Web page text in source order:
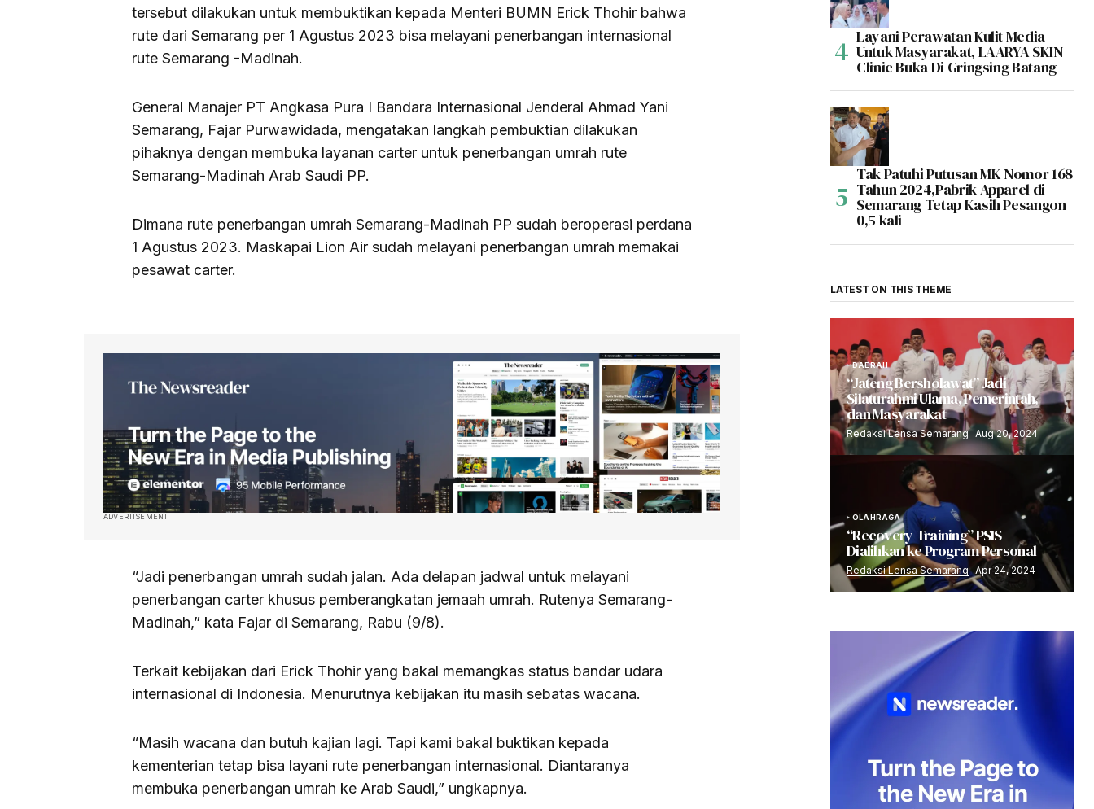
tersebut dilakukan untuk membuktikan kepada Menteri BUMN Erick Thohir bahwa
rute dari Semarang per 1 Agustus 2023 bisa melayani penerbangan internasional
rute Semarang -Madinah.
General Manajer PT Angkasa Pura I Bandara Internasional Jenderal Ahmad Yani
Semarang, Fajar Purwawidada, mengatakan langkah pembuktian dilakukan
pihaknya dengan membuka layanan carter untuk penerbangan umrah rute
Semarang-Madinah Arab Saudi PP.
Dimana rute penerbangan umrah Semarang-Madinah PP sudah beroperasi perdana
1 Agustus 2023. Maskapai Lion Air sudah melayani penerbangan umrah memakai
pesawat carter.
ADVERTISEMENT
“Jadi penerbangan umrah sudah jalan. Ada delapan jadwal untuk melayani
penerbangan carter khusus pemberangkatan jemaah umrah. Rutenya Semarang-
Madinah,” kata Fajar di Semarang, Rabu (9/8).
Terkait kebijakan dari Erick Thohir yang bakal memangkas status bandar udara
internasional di Indonesia. Menurutnya kebijakan itu masih sebatas wacana.
“Masih wacana dan butuh kajian lagi. Tapi kami bakal buktikan kepada
kementerian tetap bisa layani rute penerbangan internasional. Diantaranya
membuka penerbangan umrah ke Arab Saudi,” ungkapnya.
Layani Perawatan Kulit Media
Untuk Masyarakat, LAARYA SKIN
Clinic Buka Di Gringsing Batang
Tak Patuhi Putusan MK Nomor 168
Tahun 2024,Pabrik Apparel di
Semarang Tetap Kasih Pesangon
0,5 kali
LATEST ON THIS THEME
DAERAH
“Jateng Bersholawat” Jadi
Silaturahmi Ulama, Pemerintah,
dan Masyarakat
Redaksi Lensa Semarang Aug 20, 2024
OLAHRAGA
“Recovery Training” PSIS
Dialihkan ke Program Personal
Redaksi Lensa Semarang Apr 24, 2024